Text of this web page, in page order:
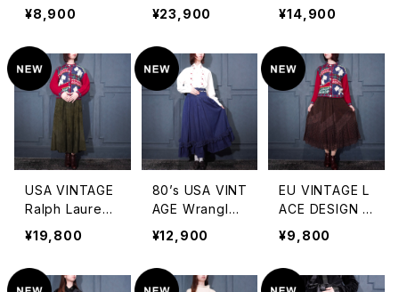
SIGN HAND M
ADE KNIT MINI
SKIRT/アメリカ
古着鍵編みデザ
インハンドメイド
ニットミニスカー
¥8,900
RT/セリーヌレザ
ーデザインスカ
ート 2000000
075495
¥23,900
RNED WOOL
WRAP SKIRT/
バーバリーズチ
ェック柄ウール
巻きスカート 20
00000075518
¥14,900
USA VINTAGE
Ralph Lauren
LEATHER LON
G SKIRT/アメリ
カ古着ラルフロ
ーレンレザーロ
¥19,800
80’s USA VINT
AGE Wrangler
FRILL DESIGN
DENIM LONG
SKIRT/80年代
アメリカ古着ラ
¥12,900
EU VINTAGE L
ACE DESIGN C
ORDULOY SKI
RT/ヨーロッパ
古着レースデザ
インコーデュロ
¥9,800